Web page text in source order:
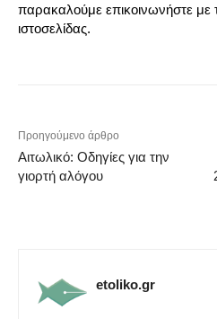
παρακαλούμε επικοινωνήστε με
ιστοσελίδας.
Προηγούμενο άρθρο
Αιτωλικό: Οδηγίες για την
γιορτή αλόγου
etoliko.gr